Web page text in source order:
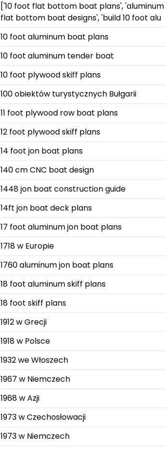
['10 foot flat bottom boat plans', 'aluminum
flat bottom boat designs', 'build 10 foot alu
10 foot aluminum boat plans
10 foot aluminum tender boat
10 foot plywood skiff plans
100 obiektów turystycznych Bułgarii
11 foot plywood row boat plans
12 foot plywood skiff plans
14 foot jon boat plans
140 cm CNC boat design
1448 jon boat construction guide
14ft jon boat deck plans
17 foot aluminum jon boat plans
1718 w Europie
1760 aluminum jon boat plans
18 foot aluminum skiff plans
18 foot skiff plans
1912 w Grecji
1918 w Polsce
1932 we Włoszech
1967 w Niemczech
1968 w Azji
1973 w Czechosłowacji
1973 w Niemczech